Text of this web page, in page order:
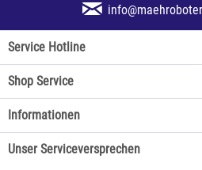
Service Hotline
Shop Service
Informationen
Unser Serviceversprechen